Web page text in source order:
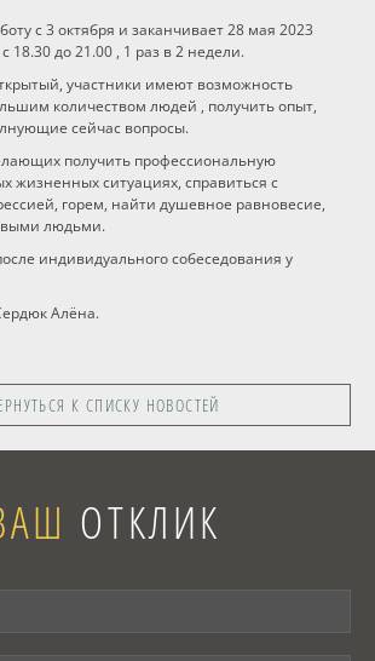
с 3 октября и заканчивает 28 мая 2023
18.30 до 21.00 , 1 раз в 2 недели.
участники имеют возможность
количеством людей , получить опыт,
сейчас вопросы.
получить профессиональную
жизненных ситуациях, справиться с
горем, найти душевное равновесие,
людьми.
индивидуального собеседования у
Алёна.
К СПИСКУ НОВОСТЕЙ
ОТКЛИК